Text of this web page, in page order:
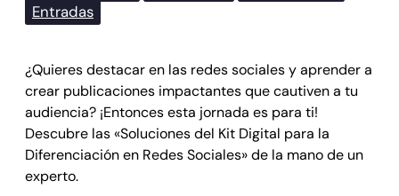
Entradas
¿Quieres destacar en las redes sociales y aprender a
crear publicaciones impactantes que cautiven a tu
audiencia? ¡Entonces esta jornada es para ti!
Descubre las «Soluciones del Kit Digital para la
Diferenciación en Redes Sociales» de la mano de un
experto.